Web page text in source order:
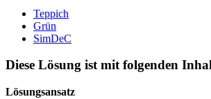
Teppich
Grün
SimDeC
Diese Lösung ist mit folgenden
Lösungsansatz